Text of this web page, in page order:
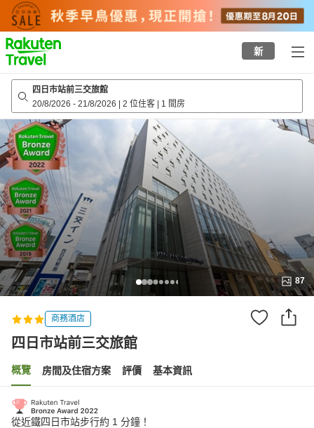
to
top
page
新
四日市站前三交旅館
20/8/2026 - 21/8/2026 | 2 位住客 | 1 間房
87
商務酒店
四日市站前三交旅館
概覽 房間及住宿方案 評價 基本資訊
從近鐵四日市站步行約 1 分鐘！